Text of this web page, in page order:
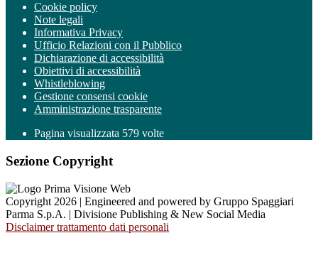
Cookie policy
Note legali
Informativa Privacy
Ufficio Relazioni con il Pubblico
Dichiarazione di accessibilità
Obiettivi di accessibilità
Whistleblowing
Gestione consensi cookie
Amministrazione trasparente
Pagina visualizzata 579 volte
Sezione Copyright
Copyright 2026 | Engineered and powered by Gruppo Spaggiari
Parma S.p.A. | Divisione Publishing & New Social Media
Disclaimer trattamento dati personali